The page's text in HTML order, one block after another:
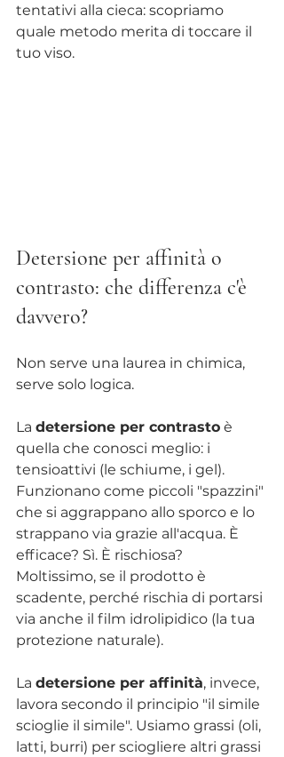
tentativi alla cieca: scopriamo
quale metodo merita di toccare il
tuo viso.
Detersione per affinità o
contrasto: che differenza c'è
davvero?
Non serve una laurea in chimica,
serve solo logica.
La detersione per contrasto è
quella che conosci meglio: i
tensioattivi (le schiume, i gel).
Funzionano come piccoli "spazzini"
che si aggrappano allo sporco e lo
strappano via grazie all'acqua. È
efficace? Sì. È rischiosa?
Moltissimo, se il prodotto è
scadente, perché rischia di portarsi
via anche il film idrolipidico (la tua
protezione naturale).
La detersione per affinità, invece,
lavora secondo il principio "il simile
scioglie il simile". Usiamo grassi (oli,
latti, burri) per sciogliere altri grassi